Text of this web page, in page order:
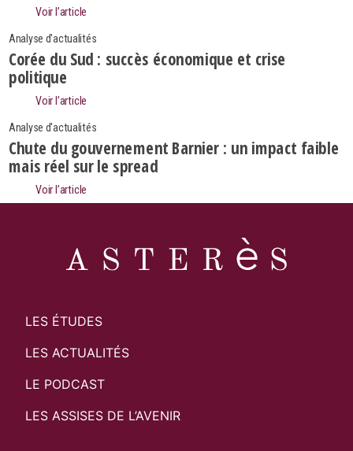
Voir l’article
Analyse d'actualités
Corée du Sud : succès économique et crise
politique
Voir l’article
Analyse d'actualités
Chute du gouvernement Barnier : un impact faible
mais réel sur le spread
Voir l’article
LES ÉTUDES
LES ACTUALITÉS
LE PODCAST
LES ASSISES DE L’AVENIR
Search